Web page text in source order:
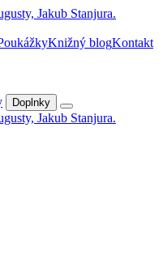
Knižný blogKontakt
Doplnky